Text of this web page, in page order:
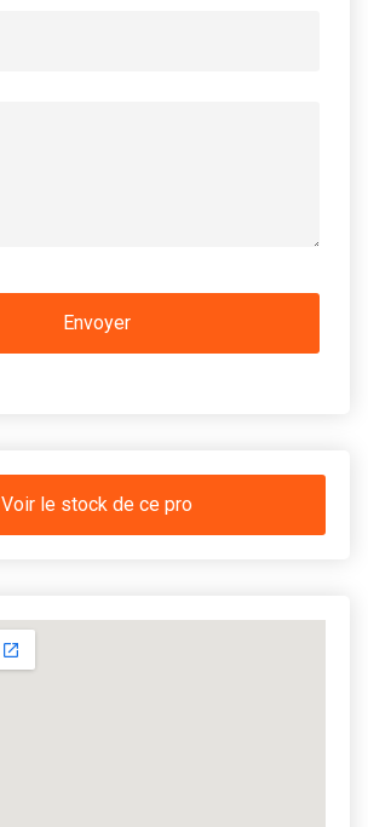
Voir le stock de ce pro